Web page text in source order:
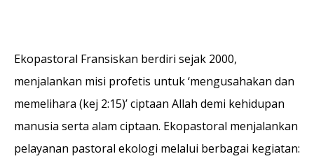
Ekopastoral Fransiskan berdiri sejak 2000,
menjalankan misi profetis untuk ‘mengusahakan dan
memelihara (kej 2:15)’ ciptaan Allah demi kehidupan
manusia serta alam ciptaan. Ekopastoral menjalankan
pelayanan pastoral ekologi melalui berbagai kegiatan: